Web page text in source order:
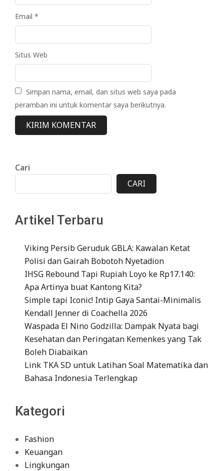
Email *
Situs Web
Simpan nama, email, dan situs web saya pada
peramban ini untuk komentar saya berikutnya.
Cari
CARI
Artikel Terbaru
Viking Persib Geruduk GBLA: Kawalan Ketat
Polisi dan Gairah Bobotoh Nyetadion
IHSG Rebound Tapi Rupiah Loyo ke Rp17.140:
Apa Artinya buat Kantong Kita?
Simple tapi Iconic! Intip Gaya Santai-Minimalis
Kendall Jenner di Coachella 2026
Waspada El Nino Godzilla: Dampak Nyata bagi
Kesehatan dan Peringatan Kemenkes yang Tak
Boleh Diabaikan
Link TKA SD untuk Latihan Soal Matematika dan
Bahasa Indonesia Terlengkap
Kategori
Fashion
Keuangan
Lingkungan